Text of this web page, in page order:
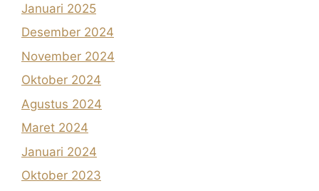
Januari 2025
Desember 2024
November 2024
Oktober 2024
Agustus 2024
Maret 2024
Januari 2024
Oktober 2023